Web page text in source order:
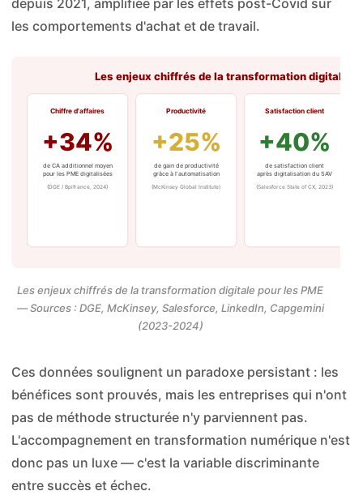
les comportements d'achat et de travail.
Les enjeux chiffrés de la transformation digitale
Chiffre d'affaires
+34%
de CA additionnel moyen
pour les PME digitalisées
(DGE / Bpifrance, 2024)
Productivité
+25%
de gain de productivité
grâce à l'automatisation
(McKinsey Global Institute)
Satisfaction client
+40%
de satisfaction client
après digitalisation du SAV
(Salesforce State of CX, 2023)
Les enjeux chiffrés de la transformation digitale pour les PME
— Sources : DGE, McKinsey, Salesforce, LinkedIn, Capgemini
(2023-2024)
Ces données soulignent un paradoxe persistant : les
bénéfices sont prouvés, mais les entreprises qui n'ont
pas de méthode structurée n'y parviennent pas.
L'accompagnement en transformation numérique n'est
donc pas un luxe — c'est la variable discriminante
entre succès et échec.